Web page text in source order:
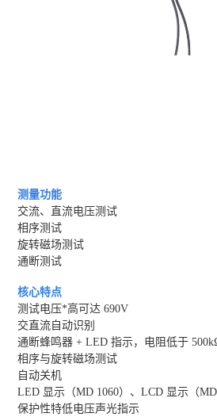
测量功能
交流、直流电压测试
相序测试
旋转磁场测试
通断测试
核心特点
测试电压*高可达 690V
交直流自动识别
通断蜂鸣器 + LED 指示，电阻低于
相序与旋转磁场测试
自动关机
LED 显示（MD 1060）、LCD 显示（MD
保护性特低电压声光指示